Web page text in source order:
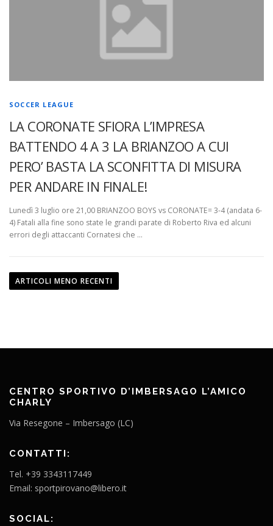
SOCCER LEAGUE
LA CORONATE SFIORA L’IMPRESA
BATTENDO 4 A 3 LA BRIANZOO A CUI
PERO’ BASTA LA SCONFITTA DI MISURA
PER ANDARE IN FINALE!
Lunedì 3 luglio ore 21,00 BRIANZOO BOYS vs CORONATE= 3-4 (andata 6-
4) Fatali alla fine sono state le grandi parate di Roberto Riva ed alcuni
errori degli attaccanti Cornatesi che …
a
o
n
e
r
t
i
o
ARTICOLI MENO RECENTI
CENTRO SPORTIVO D’IMBERSAGO L’AMICO
CHARLY
Via Resegone – Imbersago (LC)
CONTATTI:
Tel. +39 3343117449
Email: sportpirovano@libero.it
SOCIAL: